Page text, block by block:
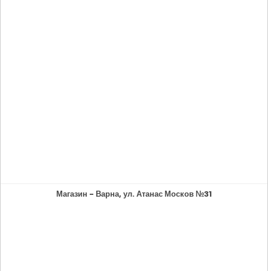
Магазин - Варна, ул. Атанас Москов №31